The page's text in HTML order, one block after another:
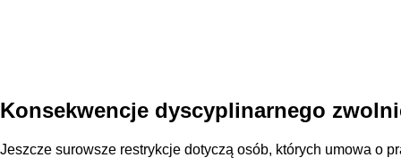
Konsekwencje dyscyplinarnego
Jeszcze surowsze restrykcje dotyczą osób, których umowa o